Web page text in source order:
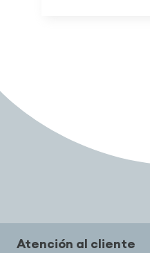
Atención al cliente